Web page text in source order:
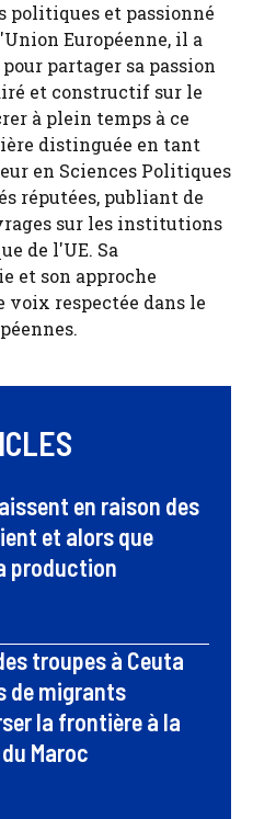
politiques et passionné
Européenne, il a
partager sa passion
et constructif sur le
à plein temps à ce
distinguée en tant
en Sciences Politiques
réputées, publiant de
sur les institutions
de l'UE. Sa
et son approche
respectée dans le
en raison des
et alors que
production
troupes à Ceuta
de migrants
la frontière à la
Maroc